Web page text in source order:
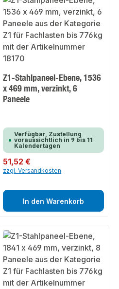
Z1-Stahlpaneel-Ebene, 1536
x 469 mm, verzinkt, 6
Paneele
Verfügbar, Zustellung
voraussichtlich in 9 bis 11
Kalendertagen
Regulärer Preis:
51,52 €
zzgl. Versandkosten
In den Warenkorb